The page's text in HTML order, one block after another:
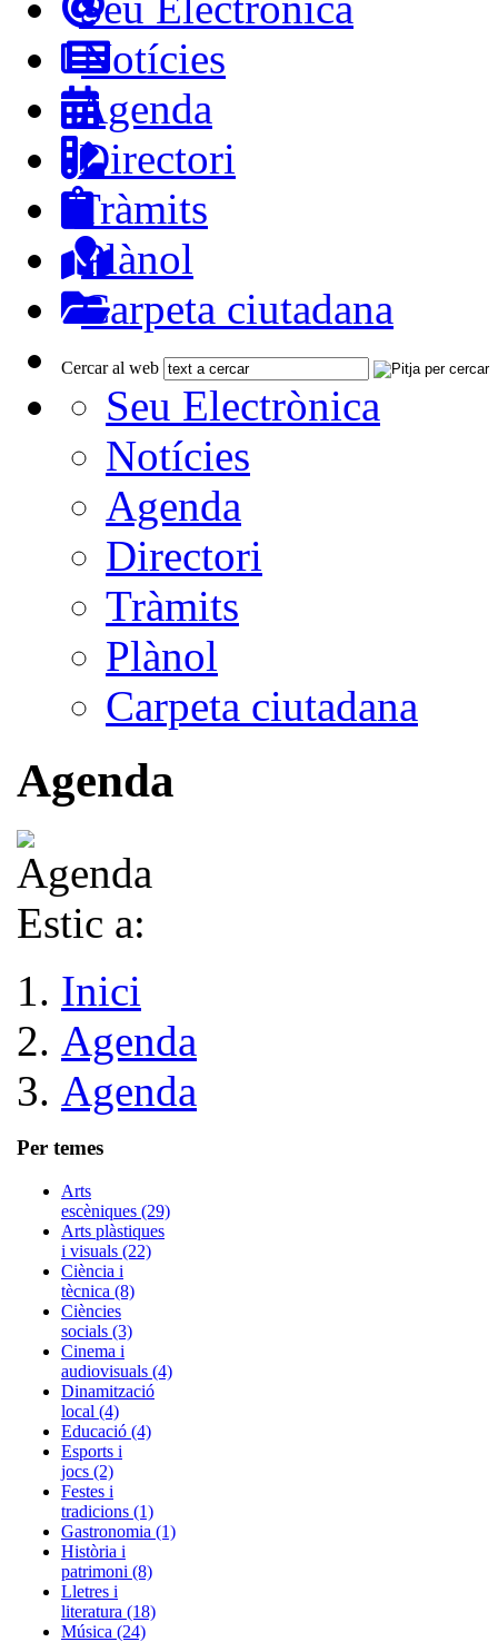
Notícies
Agenda
Directori
Tràmits
Plànol
Carpeta ciutadana
Cercar al web
Seu Electrònica
Notícies
Agenda
Directori
Tràmits
Plànol
Carpeta ciutadana
Agenda
Estic a:
Inici
Agenda
Agenda
Per temes
Arts
escèniques (29)
Arts plàstiques
i visuals (22)
Ciència i
tècnica (8)
Ciències
socials (3)
Cinema i
audiovisuals (4)
Dinamització
local (4)
Educació (4)
Esports i
jocs (2)
Festes i
tradicions (1)
Gastronomia (1)
Història i
patrimoni (8)
Lletres i
literatura (18)
Música (24)